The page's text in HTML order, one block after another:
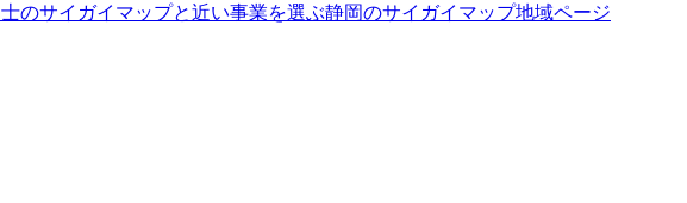
のサイガイマップと近い事業を選ぶ静岡のサイガイマップ地域ページ